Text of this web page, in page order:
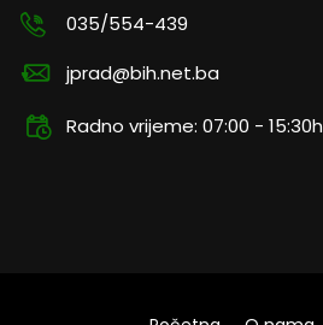
035/554-439
jprad@bih.net.ba
Radno vrijeme: 07:00 - 15:30h